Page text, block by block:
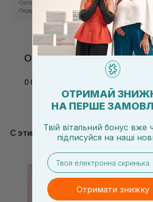
Состав средства может изменяться производителем.
Перед использованием ознакомьтесь с информацией
Отзывы
0 Отзывов
С этим товаром покупают
ОТРИМАЙ
НА ПЕРШЕ
Твій вітальний бонус вже
підписуйся на наші
email
Отримати знижку